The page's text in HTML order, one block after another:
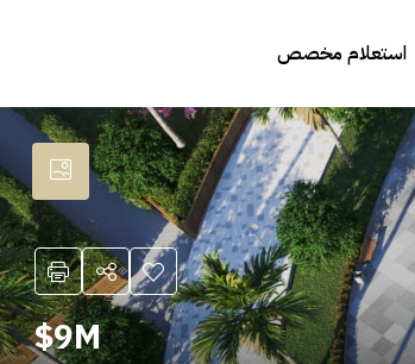
استعلام مخصص
9M$